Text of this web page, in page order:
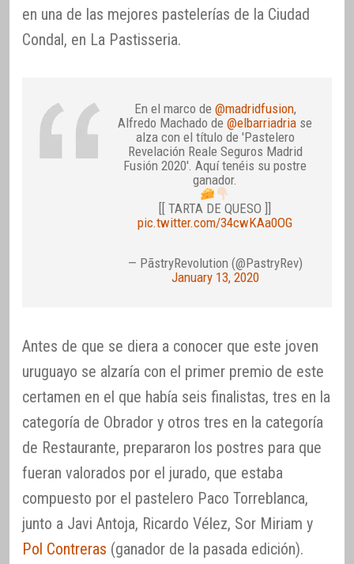
en una de las mejores pastelerías de la Ciudad
Condal, en La Pastisseria.
En el marco de @madridfusion,
Alfredo Machado de @elbarriadria se
alza con el título de 'Pastelero
Revelación Reale Seguros Madrid
Fusión 2020'. Aquí tenéis su postre
ganador.
[[ TARTA DE QUESO ]]
pic.twitter.com/34cwKAa0OG
— PãstryRevolution (@PastryRev)
January 13, 2020
Antes de que se diera a conocer que este joven
uruguayo se alzaría con el primer premio de este
certamen en el que había seis finalistas, tres en la
categoría de Obrador y otros tres en la categoría
de Restaurante, prepararon los postres para que
fueran valorados por el jurado, que estaba
compuesto por el pastelero Paco Torreblanca,
junto a Javi Antoja, Ricardo Vélez, Sor Miriam y
Pol Contreras (ganador de la pasada edición).